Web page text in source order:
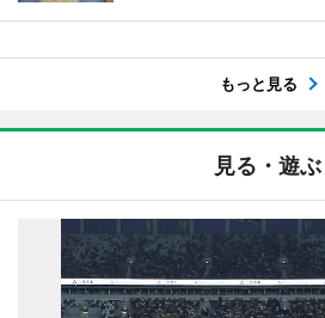
もっと見る
見る・遊ぶ